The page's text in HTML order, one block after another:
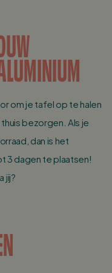
om je tafel op te halen
bezorgen. Als je
dan is het
3 dagen te plaatsen!
jij?